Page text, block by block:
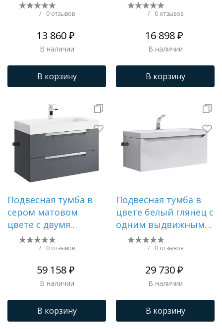
/ 0 отзывов
13 860 ₽
В наличии
В корзину
цвете дуб
балтийский,
/ 0 отзывов
16 898 ₽
В наличии
В корзину
Подвесная тумба в
сером матовом
цвете с двумя
ящиками из
литьевого мрамора
/ 0 отзывов
59 158 ₽
В наличии
В корзину
Подвесная тумба в
цвете белый глянец с
одним выдвижным
ящиком и полкой,
скрытой за фасадом,
мрамора
/ 0 отзывов
29 730 ₽
В наличии
В корзину